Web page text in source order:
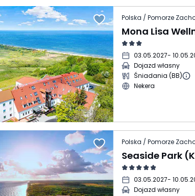
Polska / Pomorze
Mona Lisa
03.05.2027-
Dojazd własny
Śniadania (BB)
Nekera
Polska / Pomorze
Seaside Park
03.05.2027-
Dojazd własny